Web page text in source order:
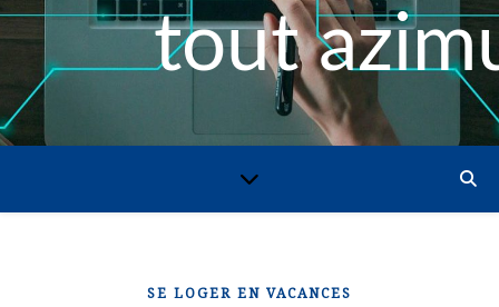
tout
SE LOGER EN VACANCES